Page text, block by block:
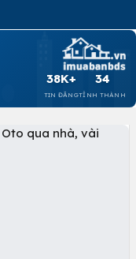
38K+
TIN ĐĂNG
34
TỈNH THÀNH